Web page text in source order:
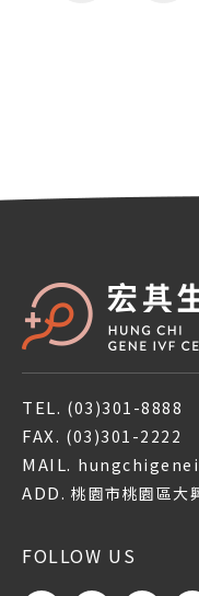
TEL. (03)301-8888
FAX. (03)301-2222
MAIL.
ADD. 桃園市桃園區大
FOLLOW US